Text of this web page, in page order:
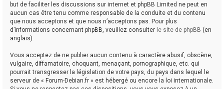
but de faciliter les discussions sur internet et phpBB Limited ne peut en
aucun cas être tenu comme responsable de la conduite et du contenu
que nous acceptons et que nous n’acceptons pas. Pour plus
d’informations concernant phpBB, veuillez consulter le site de phpBB (en
anglais).
Vous acceptez de ne publier aucun contenu à caractère abusif, obscène,
vulgaire, diffamatoire, choquant, menaçant, pornographique, etc. qui
pourrait transgresser la législation de votre pays, du pays dans lequel le
serveur de « Forum-Debian.fr » est hébergé ou encore la loi internationale.